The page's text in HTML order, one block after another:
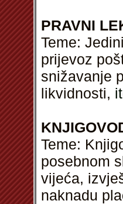
PRAVNI
Teme:
prijevoz
snižavanje
likvidnosti,
Teme:
posebnom
vijeća,
naknadu